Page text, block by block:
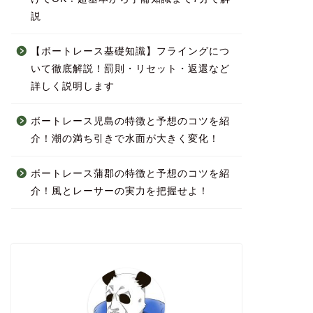
説
【ボートレース基礎知識】フライングにつ
いて徹底解説！罰則・リセット・返還など
詳しく説明します
ボートレース児島の特徴と予想のコツを紹
介！潮の満ち引きで水面が大きく変化！
ボートレース蒲郡の特徴と予想のコツを紹
介！風とレーサーの実力を把握せよ！